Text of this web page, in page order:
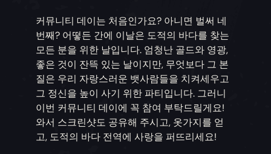
커뮤니티 데이는 처음인가요? 아니면 벌써 네
번째? 어떻든 간에 이날은 도적의 바다를 찾는
모든 분을 위한 날입니다. 엄청난 골드와 영광,
좋은 것이 잔뜩 있는 날이지만, 무엇보다 그 본
질은 우리 자랑스러운 뱃사람들을 치켜세우고
그 정신을 높이 사기 위한 파티입니다. 그러니
이번 커뮤니티 데이에 꼭 참여 부탁드릴게요!
와서 스크린샷도 공유해 주시고, 옷가지를 얻
고, 도적의 바다 전역에 사랑을 퍼뜨리세요!